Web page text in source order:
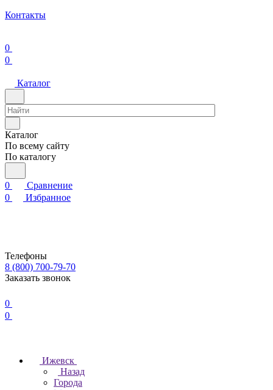
Контакты
0
0
Каталог
Каталог
По всему сайту
По каталогу
0
Сравнение
0
Избранное
Телефоны
8 (800) 700-79-70
Заказать звонок
0
0
Ижевск
Назад
Города